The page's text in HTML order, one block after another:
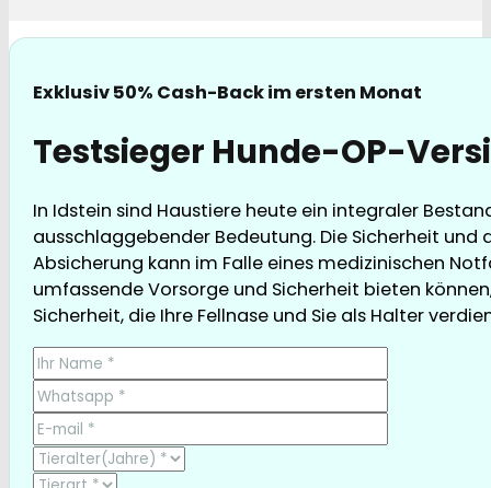
Exklusiv 50% Cash-Back im ersten Monat
Testsieger Hunde-OP-
In Idstein sind Haustiere heute ein integraler
ausschlaggebender Bedeutung. Die Sicherheit und
Absicherung kann im Falle eines medizinischen
umfassende Vorsorge und Sicherheit bieten
Sicherheit, die Ihre Fellnase und Sie als Halter